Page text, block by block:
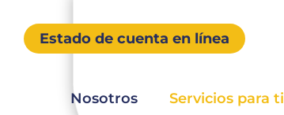
Estado de cuenta en línea
Nosotros Servicios para ti